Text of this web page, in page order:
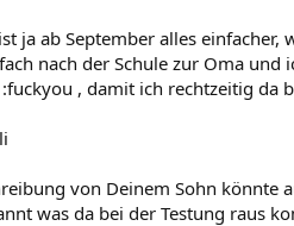
ja ab September alles
nach der Schule zur Oma und
, damit ich rechtzeitig da
von Deinem Sohn könnte
was da bei der Testung raus